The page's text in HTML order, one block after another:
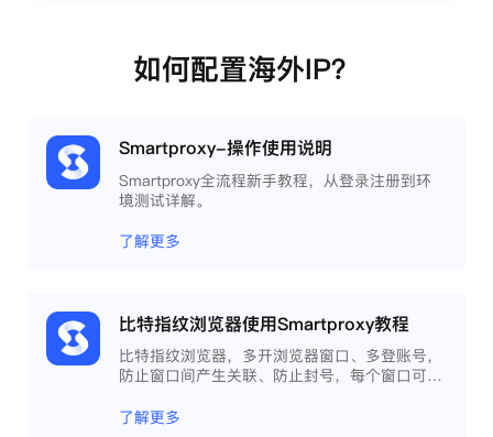
如何配置海外IP？
Smartproxy-操作使用说明
Smartproxy全流程新手教程，从登录注册到环
境测试详解。
了解更多
比特指纹浏览器使用Smartproxy教程
比特指纹浏览器，多开浏览器窗口、多登账号，
防止窗口间产生关联、防止封号，每个窗口可以
相互间完全环境独立、隔离，避免关联封号。
了解更多